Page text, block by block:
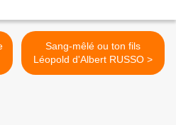
Sang-mêlé ou ton fils
Léopold d'Albert RUSSO >